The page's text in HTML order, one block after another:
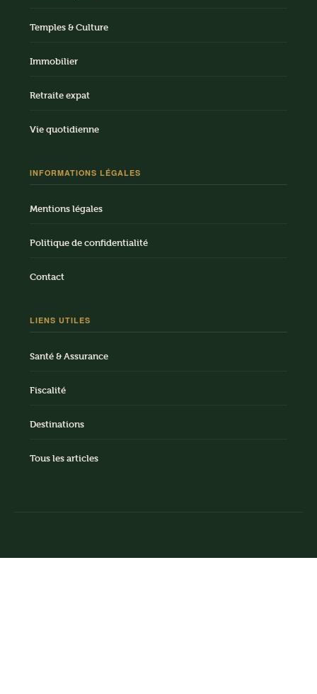
Temples & Culture
Immobilier
Retraite expat
Vie quotidienne
INFORMATIONS LÉGALES
Mentions légales
Politique de confidentialité
Contact
LIENS UTILES
Santé & Assurance
Fiscalité
Destinations
Tous les articles